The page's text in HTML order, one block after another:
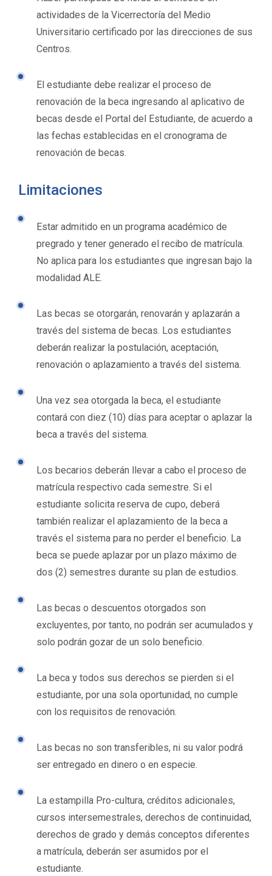
actividades de la Vicerrectoría del Medio
Universitario certificado por las direcciones de sus
Centros.
El estudiante debe realizar el proceso de
renovación de la beca ingresando al aplicativo de
becas desde el Portal del Estudiante, de acuerdo a
las fechas establecidas en el cronograma de
renovación de becas.
Limitaciones
Estar admitido en un programa académico de
pregrado y tener generado el recibo de matrícula.
No aplica para los estudiantes que ingresan bajo la
modalidad ALE.
Las becas se otorgarán, renovarán y aplazarán a
través del sistema de becas. Los estudiantes
deberán realizar la postulación, aceptación,
renovación o aplazamiento a través del sistema.
Una vez sea otorgada la beca, el estudiante
contará con diez (10) días para aceptar o aplazar la
beca a través del sistema.
Los becarios deberán llevar a cabo el proceso de
matrícula respectivo cada semestre. Si el
estudiante solicita reserva de cupo, deberá
también realizar el aplazamiento de la beca a
través el sistema para no perder el beneficio. La
beca se puede aplazar por un plazo máximo de
dos (2) semestres durante su plan de estudios.
Las becas o descuentos otorgados son
excluyentes, por tanto, no podrán ser acumulados y
solo podrán gozar de un solo beneficio.
La beca y todos sus derechos se pierden si el
estudiante, por una sola oportunidad, no cumple
con los requisitos de renovación.
Las becas no son transferibles, ni su valor podrá
ser entregado en dinero o en especie.
La estampilla Pro-cultura, créditos adicionales,
cursos intersemestrales, derechos de continuidad,
derechos de grado y demás conceptos diferentes
a matrícula, deberán ser asumidos por el
estudiante.